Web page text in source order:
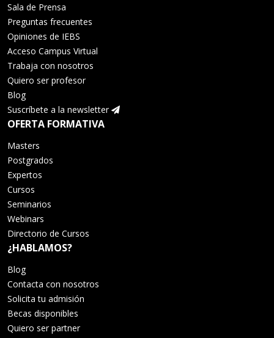
Sala de Prensa
Preguntas frecuentes
Opiniones de IEBS
Acceso Campus Virtual
Trabaja con nosotros
Quiero ser profesor
Blog
Suscríbete a la newsletter
OFERTA FORMATIVA
Masters
Postgrados
Expertos
Cursos
Seminarios
Webinars
Directorio de Cursos
¿HABLAMOS?
Blog
Contacta con nosotros
Solicita tu admisión
Becas disponibles
Quiero ser partner